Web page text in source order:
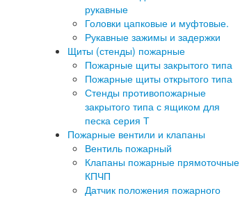
рукавные
Головки цапковые и муфтовые.
Рукавные зажимы и задержки
Щиты (стенды) пожарные
Пожарные щиты закрытого типа
Пожарные щиты открытого типа
Стенды противопожарные
закрытого типа с ящиком для
песка серия Т
Пожарные вентили и клапаны
Вентиль пожарный
Клапаны пожарные прямоточные
КПЧП
Датчик положения пожарного